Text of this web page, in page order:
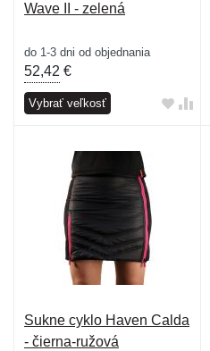
Wave II - zelená
do 1-3 dni od objednania
52,42 €
Vybrať veľkosť
Sukne cyklo Haven Calda
- čierna-ružová